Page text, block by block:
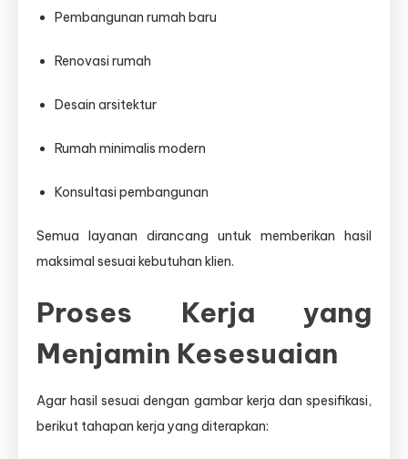
Pembangunan rumah baru
Renovasi rumah
Desain arsitektur
Rumah minimalis modern
Konsultasi pembangunan
Semua layanan dirancang untuk memberikan hasil
maksimal sesuai kebutuhan klien.
Proses Kerja yang
Menjamin Kesesuaian
Agar hasil sesuai dengan gambar kerja dan spesifikasi,
berikut tahapan kerja yang diterapkan: